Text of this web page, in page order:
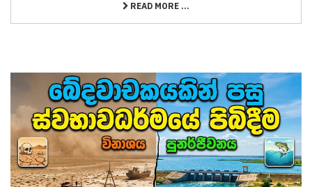
READ MORE ...